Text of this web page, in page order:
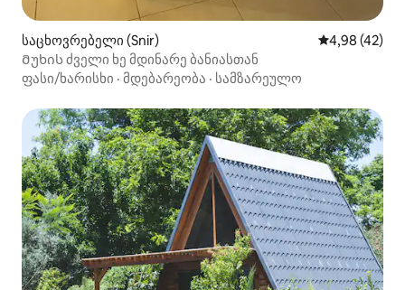
საცხოვრებელი (Snir) საშუალო
4,98 (42)
Მუხის ძველი ხე მდინარე ბანიასთან
ფასი/ხარისხი · მდებარეობა · სამზარეულო